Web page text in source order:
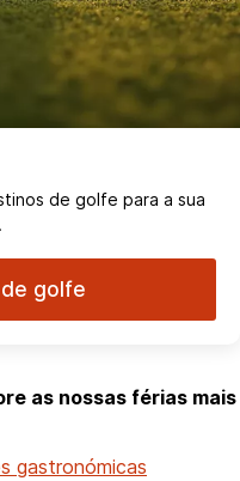
de golfe para a sua
de golfe
as nossas férias mais
gastronómicas